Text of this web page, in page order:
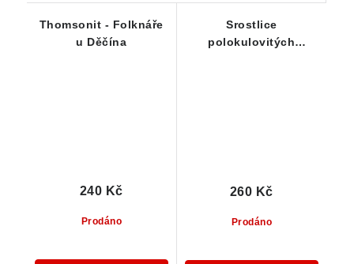
Thomsonit - Folknáře
u Děčína
Prodáno
240 Kč
Srostlice
polokulovitých
Prodáno
260 Kč